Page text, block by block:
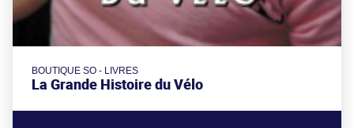
BOUTIQUE SO - LIVRES
La Grande Histoire du Vélo